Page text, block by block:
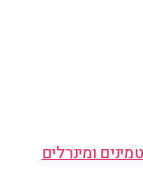
ומינרלים